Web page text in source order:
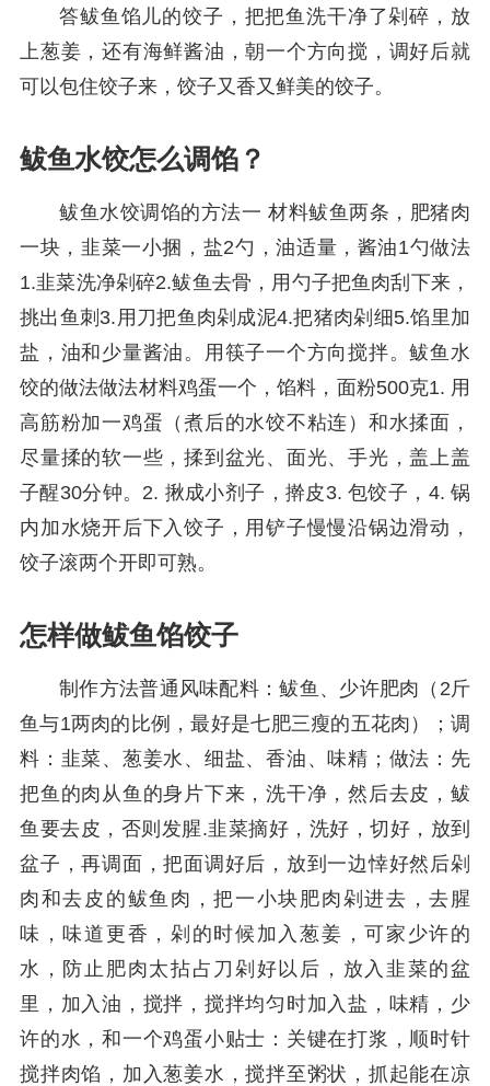
答鲅鱼馅儿的饺子，把把鱼洗干净了剁碎，放
上葱姜，还有海鲜酱油，朝一个方向搅，调好后就
可以包住饺子来，饺子又香又鲜美的饺子。
鲅鱼水饺怎么调馅？
鲅鱼水饺调馅的方法一 材料鲅鱼两条，肥猪肉
一块，韭菜一小捆，盐2勺，油适量，酱油1勺做法
1.韭菜洗净剁碎2.鲅鱼去骨，用勺子把鱼肉刮下来，
挑出鱼刺3.用刀把鱼肉剁成泥4.把猪肉剁细5.馅里加
盐，油和少量酱油。用筷子一个方向搅拌。鲅鱼水
饺的做法做法材料鸡蛋一个，馅料，面粉500克1. 用
高筋粉加一鸡蛋（煮后的水饺不粘连）和水揉面，
尽量揉的软一些，揉到盆光、面光、手光，盖上盖
子醒30分钟。2. 揪成小剂子，擀皮3. 包饺子，4. 锅
内加水烧开后下入饺子，用铲子慢慢沿锅边滑动，
饺子滚两个开即可熟。
怎样做鲅鱼馅饺子
制作方法普通风味配料：鲅鱼、少许肥肉（2斤
鱼与1两肉的比例，最好是七肥三瘦的五花肉）；调
料：韭菜、葱姜水、细盐、香油、味精；做法：先
把鱼的肉从鱼的身片下来，洗干净，然后去皮，鲅
鱼要去皮，否则发腥.韭菜摘好，洗好，切好，放到
盆子，再调面，把面调好后，放到一边悻好然后剁
肉和去皮的鲅鱼肉，把一小块肥肉剁进去，去腥
味，味道更香，剁的时候加入葱姜，可家少许的
水，防止肥肉太拈占刀剁好以后，放入韭菜的盆
里，加入油，搅拌，搅拌均匀时加入盐，味精，少
许的水，和一个鸡蛋小贴士：关键在打浆，顺时针
搅拌肉馅，加入葱姜水，搅拌至粥状，抓起能在凉